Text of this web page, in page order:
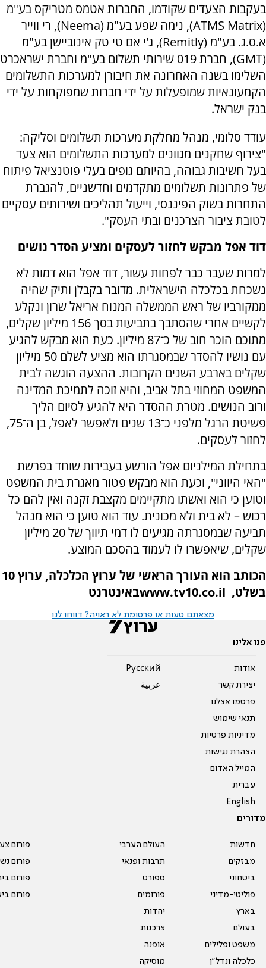
בעקבות הצעדים שקודמו, החברות אטמס מטריקס בע"מ
(
ATMS Matrix), נימה שפע בע"מ (Neema), רי ווייר
א.ס.ג. בע"מ (Remitly), ג'י אם טי טק אינוביישן בע"מ
(
GMT
), חברת 019 שירותי תשלום בע"מ וחברת ישראכרט
השלימו בשנה האחרונה את חיבורן למערכות התשלומים
הקמעונאיות שמופעלות על ידי חברות שמפוקחות על ידי
בנק ישראל.
עודד סלומי, מנהל מחלקת מערכות תשלומים וסליקה:
"צירוף שחקנים מגוונים למערכות התשלומים הוא צעד
בעל חשיבות גבוהה, בהיותם גופים בעלי פוטנציאל פיתוח
של פתרונות תשלומים מתקדמים וחדשניים, להגברת
התחרות בשוק הפיננסי, וייעול תהליכים ושירותים עסקיים
לטובת ציבור הצרכנים ובתי העסק".
דוד אפל מבקש לחזור לעסקים ומציע הסדר נושים
למרות שעבר כבר לפחות עשור, דוד אפל הוא דמות לא
נשכחת בכלכלה הישראלית. מדובר בקבלן ותיק שהיה
ממקורביו של ראש הממשלה המנוח אריאל שרון ונקלע
לקשיים אחרי שהסתבך בתביעות בסך 156 מיליון שקלים,
מתוכם הוכר חוב של כ־87 מיליון. כעת הוא מבקש להגיע
עם נושיו להסדר שבמסגרתו הוא מציע לשלם 50 מיליון
שקלים בארבע השנים הקרובות. ההצעה הוגשה לבית
המשפט המחוזי בתל אביב, והיא זוכה לתמיכת המדינה
ורוב הנושים. מטרת ההסדר היא להגיע לסיום הליך
פשיטת הרגל מלפני כ־13 שנים ולאפשר לאפל, בן ה־75,
לחזור לעסקים.
בתחילת המילניום אפל הורשע בעבירות שוחד בפרשת
"האי היווני", וכעת הוא מבקש פטור מאגרת בית המשפט
וטוען כי הוא ואשתו מתקיימים מקצבת זקנה ואין להם כל
רכוש – לא בית ולא מכונית. עוד הוא טוען כי הוא מנהל
תביעה שבמסגרתה מגיעים לו דמי תיווך של 20 מיליון
שקלים, שיאפשרו לו לעמוד בהסכם המוצע.
הכותב הוא העורך הראשי של ערוץ הכלכלה, ערוץ 10
בשלט, www.tv10.co.ilבאינטרנט
מצאתם טעות או פרסומת לא ראויה? דווחו לנו
פנו אלינו
אודות
יצירת קשר
פרסמו אצלנו
תנאי שימוש
מדיניות פרטיות
הצהרת נגישות
המייל האדום
עברית
English
Pусский
عربية
מדורים
חדשות
מבזקים
ביטחוני
פוליטי-מדיני
בארץ
בעולם
משפט ופלילים
כלכלה ונדל"ן
העולם הערבי
תרבות ופנאי
ספורט
פורומים
יהדות
צרכנות
אופנה
מוסיקה
פורום
פורום
פורום
פורום